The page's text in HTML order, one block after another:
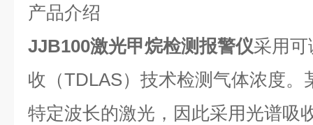
产品介绍
JJB100激光甲烷检测报警仪采用
收（TDLAS）技术检测气体浓度。
特定波长的激光，因此采用光谱吸